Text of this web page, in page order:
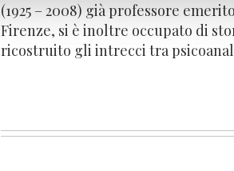
(1925 – 2008) già professore
Firenze, si è inoltre occupato di
ricostruito gli intrecci tra